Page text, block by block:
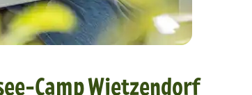
Camp Wietzendorf